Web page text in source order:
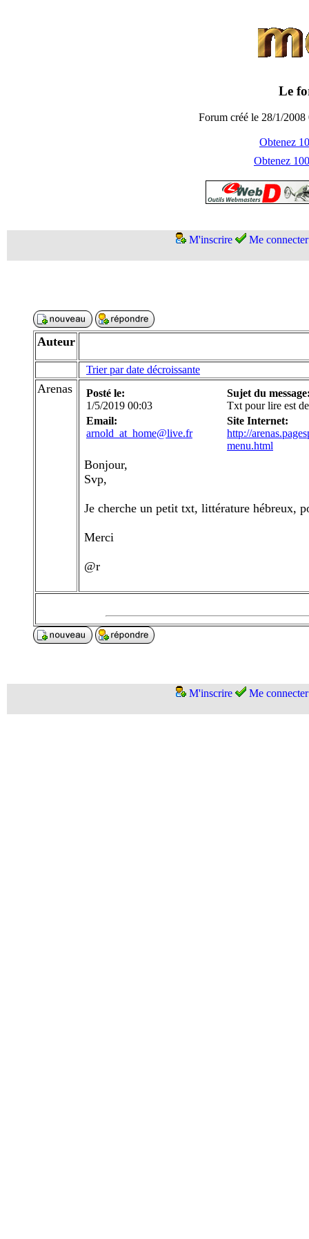
Le
Forum créé le 28/1/
Obtenez
Obtenez
M'inscrire Me connecter
Auteur
Trier par date décroissante
Arenas
Posté le:
1/5/2019 00:03
Sujet du
Txt pour lire est
Email:
arnold_at_home@live.fr
Site Internet:
http://
menu.html
Bonjour,
Svp,
Je cherche un petit txt, littérature hébreux,
Merci
@r
M'inscrire Me connecter